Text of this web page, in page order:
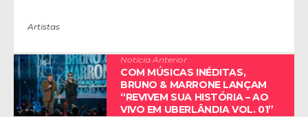
Artistas
Notícia Anterior
COM MÚSICAS INÉDITAS,
BRUNO & MARRONE LANÇAM
“REVIVEM SUA HISTÓRIA – AO
VIVO EM UBERLÂNDIA VOL. 01”